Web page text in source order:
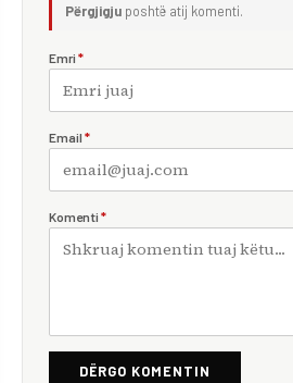
Përgjigju poshtë atij komenti.
Emri *
Email *
Komenti *
DËRGO KOMENTIN